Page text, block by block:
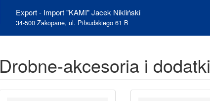
Export - Import "KAMI" Jacek Nikliński
34-500 Zakopane, ul. Piłsudskiego 61 B
Drobne-akcesoria i dodatki